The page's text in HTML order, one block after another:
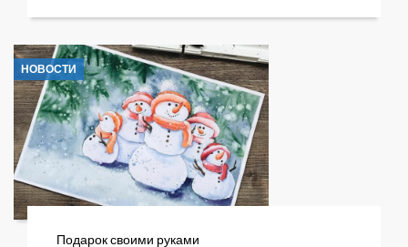
НОВОСТИ
Подарок своими руками